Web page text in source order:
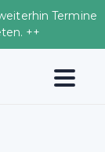
Termine
++